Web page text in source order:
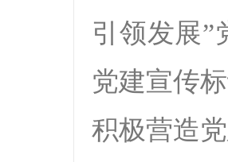
引领发展”
党建宣传
积极营造